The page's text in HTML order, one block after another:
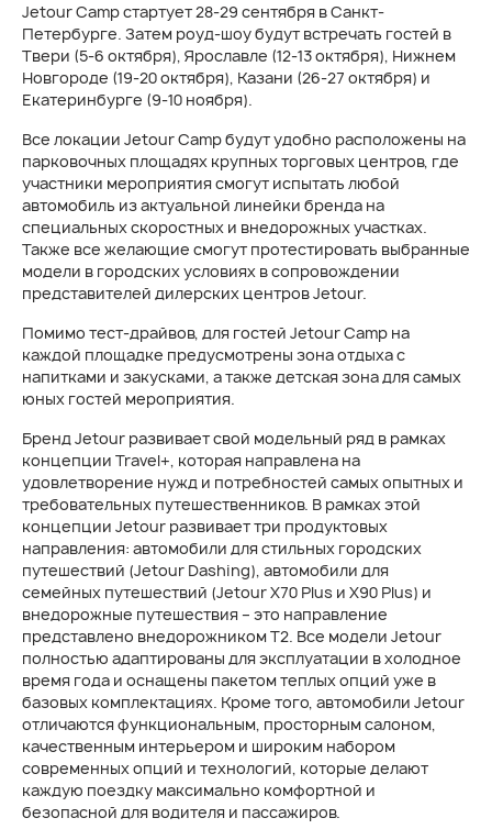
Jetour Camp стартует 28-29 сентября в Санкт-
Петербурге. Затем роуд-шоу будут встречать гостей в
Твери (5-6 октября), Ярославле (12-13 октября), Нижнем
Новгороде (19-20 октября), Казани (26-27 октября) и
Екатеринбурге (9-10 ноября).
Все локации Jetour Camp будут удобно расположены на
парковочных площадях крупных торговых центров, где
участники мероприятия смогут испытать любой
автомобиль из актуальной линейки бренда на
специальных скоростных и внедорожных участках.
Также все желающие смогут протестировать выбранные
модели в городских условиях в сопровождении
представителей дилерских центров Jetour.
Помимо тест-драйвов, для гостей Jetour Camp на
каждой площадке предусмотрены зона отдыха с
напитками и закусками, а также детская зона для самых
юных гостей мероприятия.
Бренд Jetour развивает свой модельный ряд в рамках
концепции Travel+, которая направлена на
удовлетворение нужд и потребностей самых опытных и
требовательных путешественников. В рамках этой
концепции Jetour развивает три продуктовых
направления: автомобили для стильных городских
путешествий (Jetour Dashing), автомобили для
семейных путешествий (Jetour X70 Plus и X90 Plus) и
внедорожные путешествия – это направление
представлено внедорожником T2. Все модели Jetour
полностью адаптированы для эксплуатации в холодное
время года и оснащены пакетом теплых опций уже в
базовых комплектациях. Кроме того, автомобили Jetour
отличаются функциональным, просторным салоном,
качественным интерьером и широким набором
современных опций и технологий, которые делают
каждую поездку максимально комфортной и
безопасной для водителя и пассажиров.